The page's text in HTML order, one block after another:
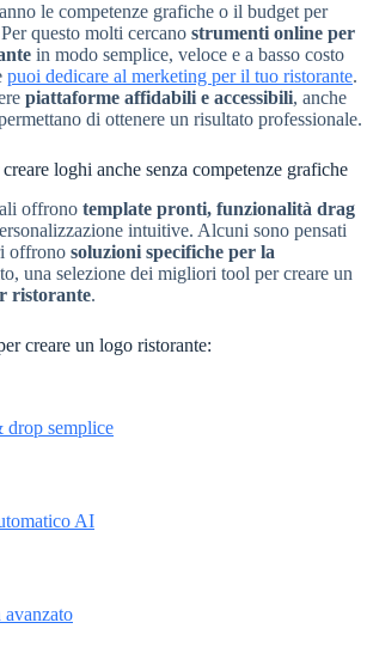
le competenze grafiche o il budget per
questo molti cercano strumenti online per
in modo semplice, veloce e a basso costo
puoi dedicare al merketing per il tuo ristorante.
piattaforme affidabili e accessibili, anche
di ottenere un risultato professionale.
loghi anche senza competenze grafiche
offrono template pronti, funzionalità drag
intuitive. Alcuni sono pensati
offrono soluzioni specifiche per la
una selezione dei migliori tool per creare un
ristorante.
creare un logo ristorante:
drop semplice
AI
avanzato